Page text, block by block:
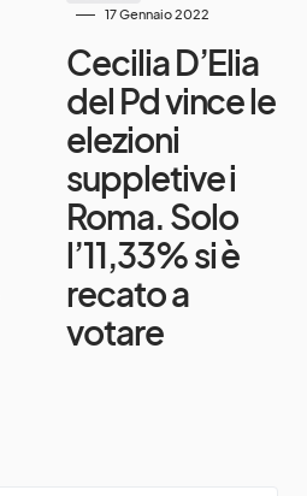
17 Gennaio 2022
Cecilia D’Elia
del Pd vince le
elezioni
suppletive i
Roma. Solo
l’11,33% si è
recato a
votare